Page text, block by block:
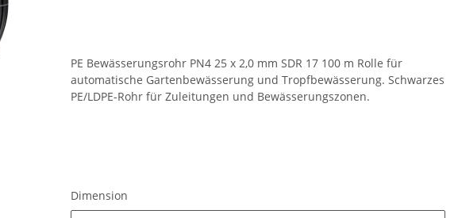
PE Bewässerungsrohr PN4 25 x 2,0 mm SDR 17 100 m Rolle für
automatische Gartenbewässerung und Tropfbewässerung. Schwarzes
PE/LDPE-Rohr für Zuleitungen und Bewässerungszonen.
Dimension